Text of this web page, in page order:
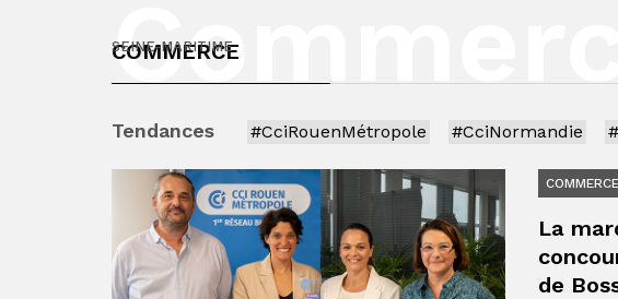
COMMERCE
SEINE-MARITIME
Tendances #CciRouenMétropole #CciNormandie
COMMERCE
La
de